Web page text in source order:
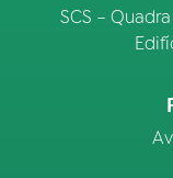
SCS –